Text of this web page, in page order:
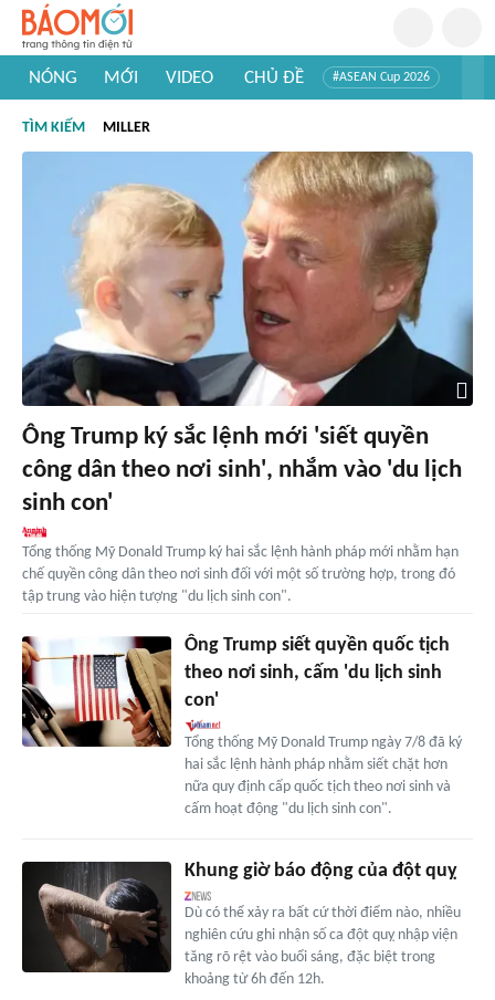
NÓNG MỚI VIDEO CHỦ ĐỀ #ASEAN Cup 2026
#Khám phá thế giới
TÌM KIẾM MILLER
Ông Trump ký sắc lệnh mới 'siết quyền
công dân theo nơi sinh', nhắm vào 'du lịch
sinh con'
Tổng thống Mỹ Donald Trump ký hai sắc lệnh hành pháp mới nhằm hạn
chế quyền công dân theo nơi sinh đối với một số trường hợp, trong đó
tập trung vào hiện tượng "du lịch sinh con".
Ông Trump siết quyền quốc tịch
theo nơi sinh, cấm 'du lịch sinh
con'
Tổng thống Mỹ Donald Trump ngày 7/8 đã ký
hai sắc lệnh hành pháp nhằm siết chặt hơn
nữa quy định cấp quốc tịch theo nơi sinh và
cấm hoạt động "du lịch sinh con".
Khung giờ báo động của đột quỵ
Dù có thể xảy ra bất cứ thời điểm nào, nhiều
nghiên cứu ghi nhận số ca đột quỵ nhập viện
tăng rõ rệt vào buổi sáng, đặc biệt trong
khoảng từ 6h đến 12h.